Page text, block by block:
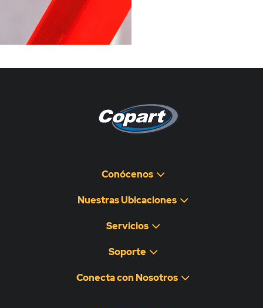
Conócenos
Nuestras Ubicaciones
Servicios
Soporte
Conecta con Nosotros